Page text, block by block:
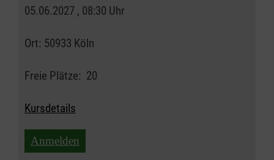
05.06.2027 , 08:30 Uhr
Ort: 50933 Köln
Freie Plätze: 20
Kursdetails
Anmelden